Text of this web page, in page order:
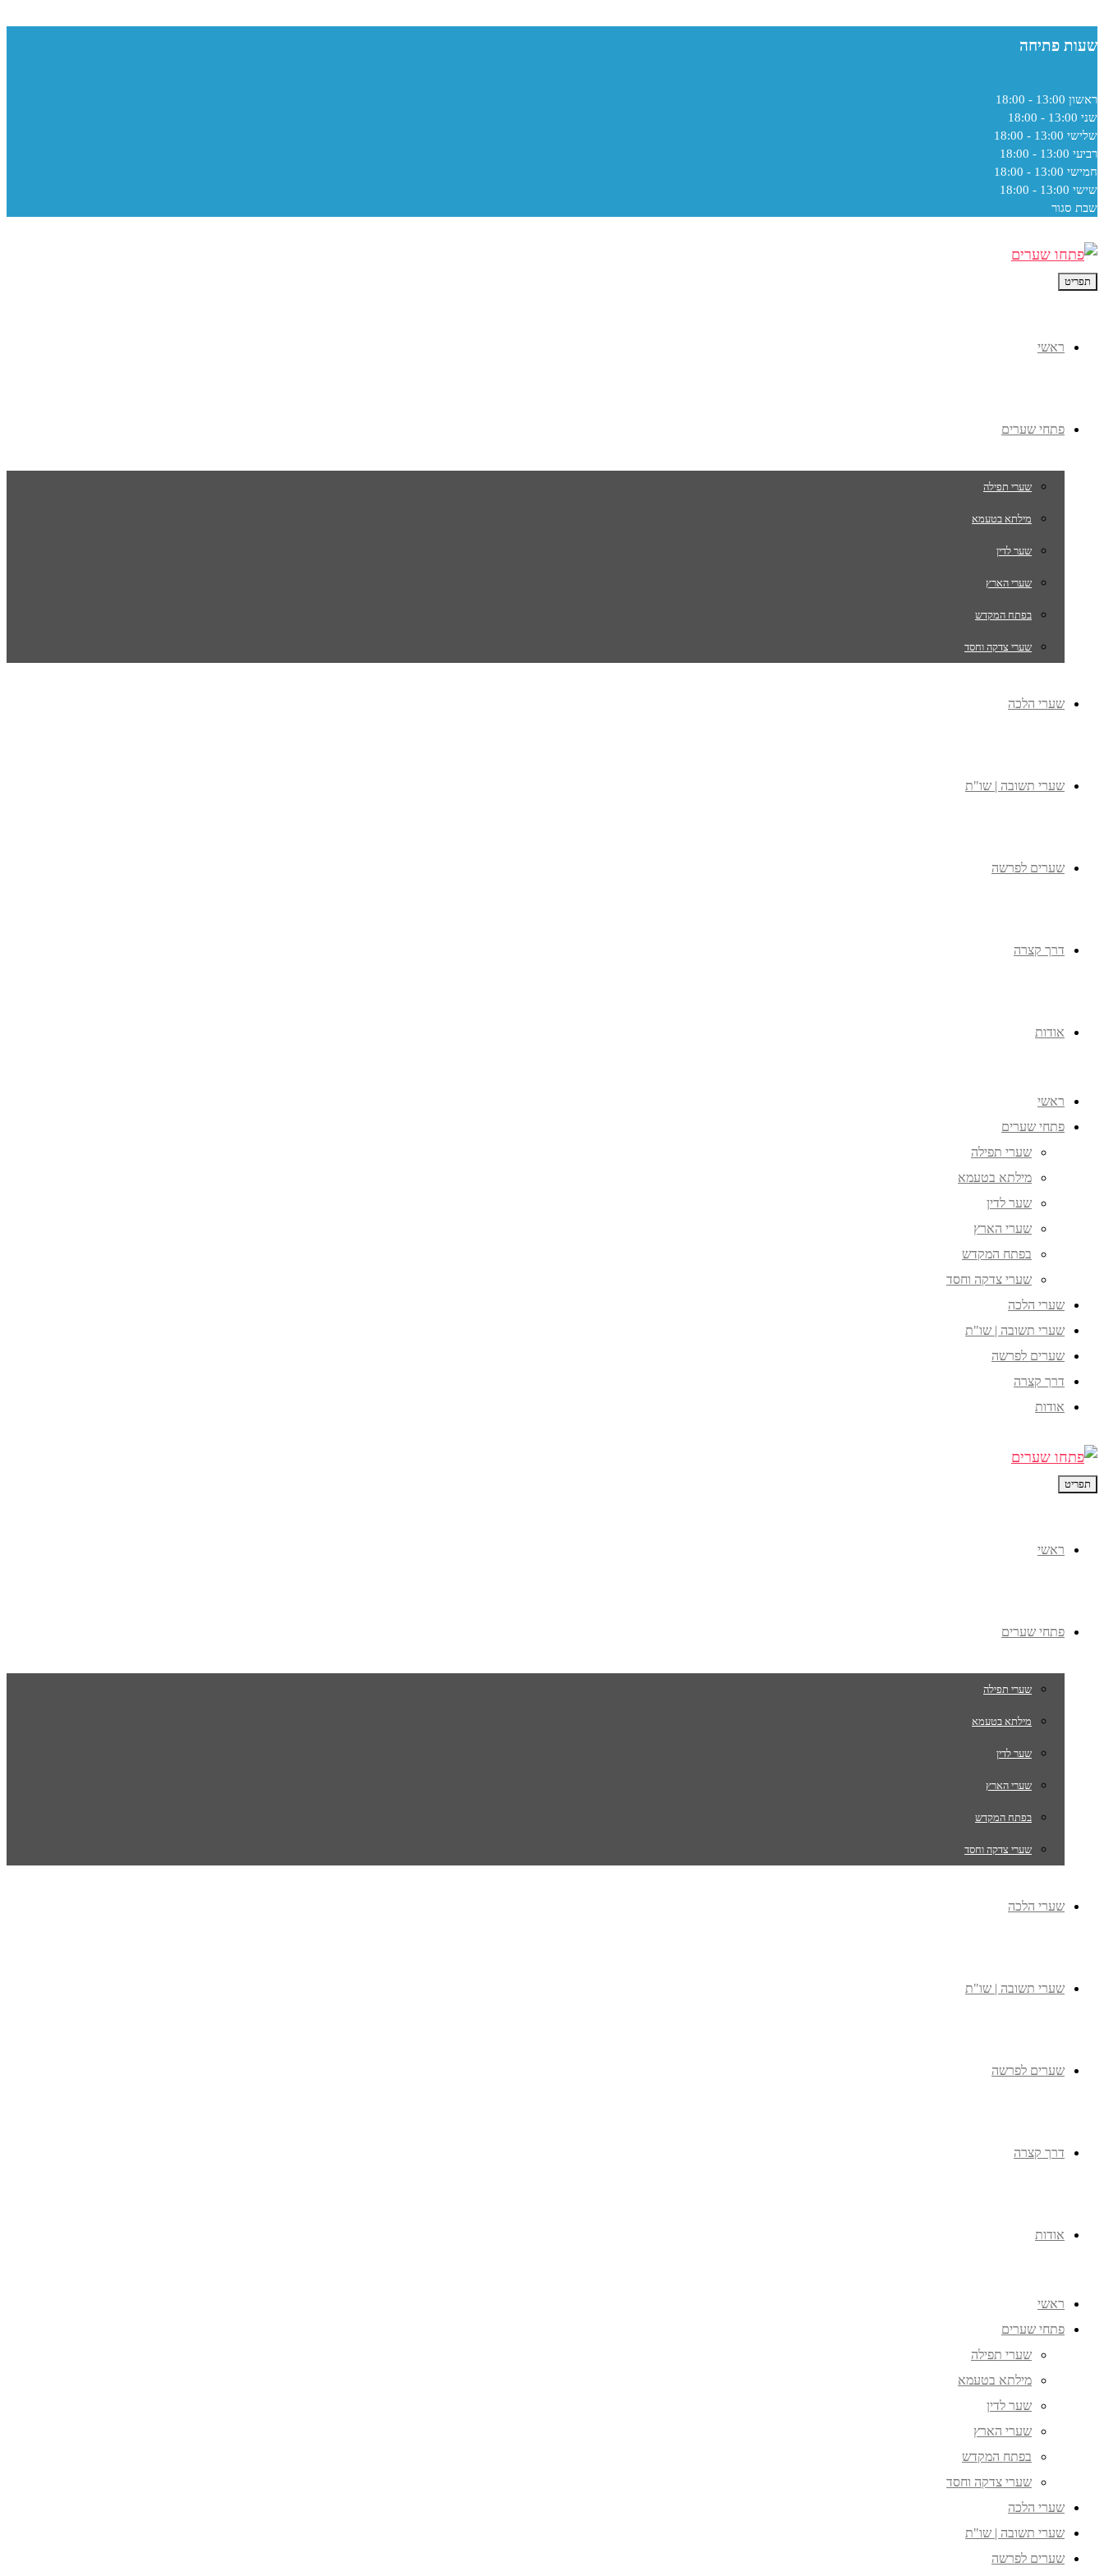
שעות פתיחה
ראשון 13:00 - 18:00
שני 13:00 - 18:00
שלישי 13:00 - 18:00
רביעי 13:00 - 18:00
חמישי 13:00 - 18:00
שישי 13:00 - 18:00
שבת סגור
תפריט
ראשי
פתחי שערים
שערי תפילה
מילתא בטעמא
שער לדין
שערי הארץ
בפתח המקדש
שערי צדקה וחסד
שערי הלכה
שערי תשובה | שו"ת
שערים לפרשה
דרך קצרה
אודות
ראשי
פתחי שערים
שערי תפילה
מילתא בטעמא
שער לדין
שערי הארץ
בפתח המקדש
שערי צדקה וחסד
שערי הלכה
שערי תשובה | שו"ת
שערים לפרשה
דרך קצרה
אודות
תפריט
ראשי
פתחי שערים
שערי תפילה
מילתא בטעמא
שער לדין
שערי הארץ
בפתח המקדש
שערי צדקה וחסד
שערי הלכה
שערי תשובה | שו"ת
שערים לפרשה
דרך קצרה
אודות
ראשי
פתחי שערים
שערי תפילה
מילתא בטעמא
שער לדין
שערי הארץ
בפתח המקדש
שערי צדקה וחסד
שערי הלכה
שערי תשובה | שו"ת
שערים לפרשה